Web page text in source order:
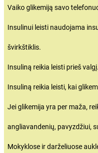
Vaiko glikemiją savo
Insulinui leisti naudojama
švirkštiklis.
Insuliną reikia leisti prieš valgį.
Insuliną reikia leisti, kai
Jei glikemija yra per maža,
angliavandenių, pavyzdžiui,
Mokyklose ir darželiuose